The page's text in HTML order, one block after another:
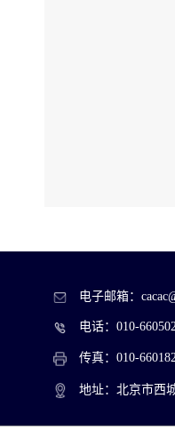
电子邮箱：
电话：010-
传真：010-
地址：北京市西